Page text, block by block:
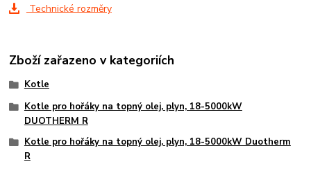
Technické rozměry
Zboží zařazeno v kategoriích
Kotle
Kotle pro hořáky na topný olej, plyn, 18-5000kW
DUOTHERM R
Kotle pro hořáky na topný olej, plyn, 18-5000kW Duotherm
R